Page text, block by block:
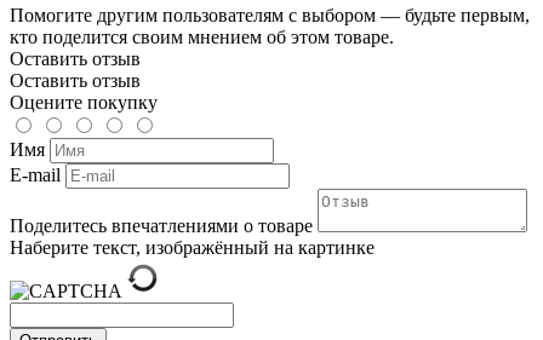
Помогите другим пользователям с выбором — будьте первым,
кто поделится своим мнением об этом товаре.
Оставить отзыв
Оставить отзыв
Оцените покупку
Имя
E-mail
Поделитесь впечатлениями о товаре
Наберите текст, изображённый на картинке